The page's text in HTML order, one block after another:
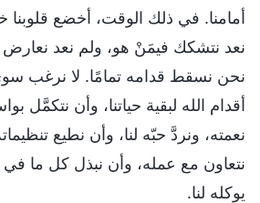
أمامنا. في ذلك الوقت، أخضع قلوبنا
نعد نتشكك فيمَنْ هو، ولم نعد نعارض
نحن نسقط قدامه تمامًا. لا نرغب
أقدام الله لبقية حياتنا، وأن نتكمَّل
نعمته، ونردَّ حبّه لنا، وأن نطيع
نتعاون مع عمله، وأن نبذل كل ما في
يوكله لنا.